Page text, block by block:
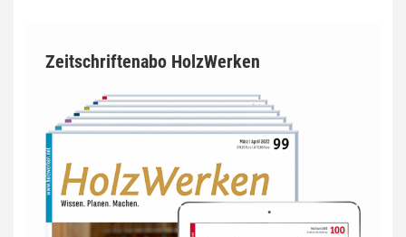
Zeitschriftenabo HolzWerken